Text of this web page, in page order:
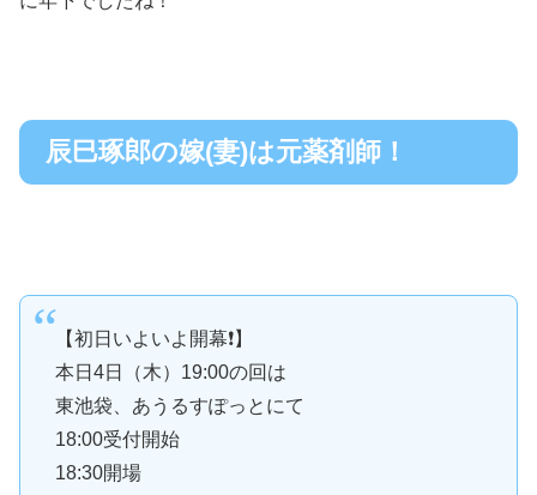
辰巳琢郎の嫁(妻)は元薬剤師！
【初日いよいよ開幕❗】
本日4日（木）19:00の回は
東池袋、あうるすぽっとにて
18:00受付開始
18:30開場